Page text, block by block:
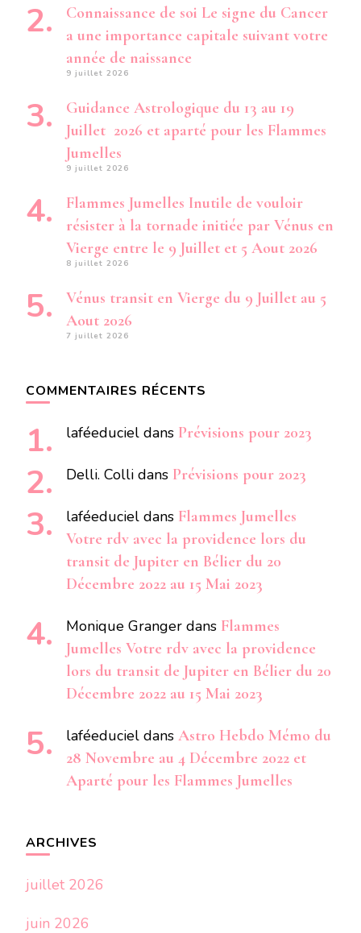
Connaissance de soi Le signe du Cancer
a une importance capitale suivant votre
année de naissance
9 juillet 2026
Guidance Astrologique du 13 au 19
Juillet 2026 et aparté pour les Flammes
Jumelles
9 juillet 2026
Flammes Jumelles Inutile de vouloir
résister à la tornade initiée par Vénus en
Vierge entre le 9 Juillet et 5 Aout 2026
8 juillet 2026
Vénus transit en Vierge du 9 Juillet au 5
Aout 2026
7 juillet 2026
COMMENTAIRES RÉCENTS
laféeduciel dans Prévisions pour 2023
Delli. Colli dans Prévisions pour 2023
laféeduciel dans Flammes Jumelles
Votre rdv avec la providence lors du
transit de Jupiter en Bélier du 20
Décembre 2022 au 15 Mai 2023
Monique Granger dans Flammes
Jumelles Votre rdv avec la providence
lors du transit de Jupiter en Bélier du 20
Décembre 2022 au 15 Mai 2023
laféeduciel dans Astro Hebdo Mémo du
28 Novembre au 4 Décembre 2022 et
Aparté pour les Flammes Jumelles
ARCHIVES
juillet 2026
juin 2026